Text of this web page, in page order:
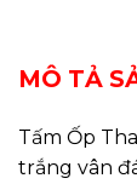
MÔ TẢ
Tấm Ốp
trắng vân